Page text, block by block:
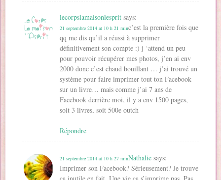
lecorpslamaisonlesprit says:
21 septembre 2014 at 10 h 21 minc’est la première fois que
qq me dis qu’il a réussi à supprimer
définitivement son compte :) j ‘attend un peu
pour pouvoir récupérer mes photos, j’en ai env
2000 donc c’est chaud bouillant … j’ai trouvé un
système pour faire imprimer tout ton Facebook
sur un livre… mais comme j’ai 7 ans de
Facebook derrière moi, il y a env 1500 pages,
soit 3 livres, soit 500e outch
Répondre
Nathalie says:
21 septembre 2014 at 10 h 27 min
Imprimer son Facebook? Sérieusement? Je trouve